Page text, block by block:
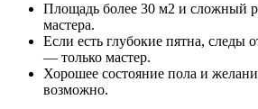
Площадь более 30 м2 и сложный
мастера.
Если есть глубокие пятна, следы
— только мастер.
Хорошее состояние пола и
возможно.